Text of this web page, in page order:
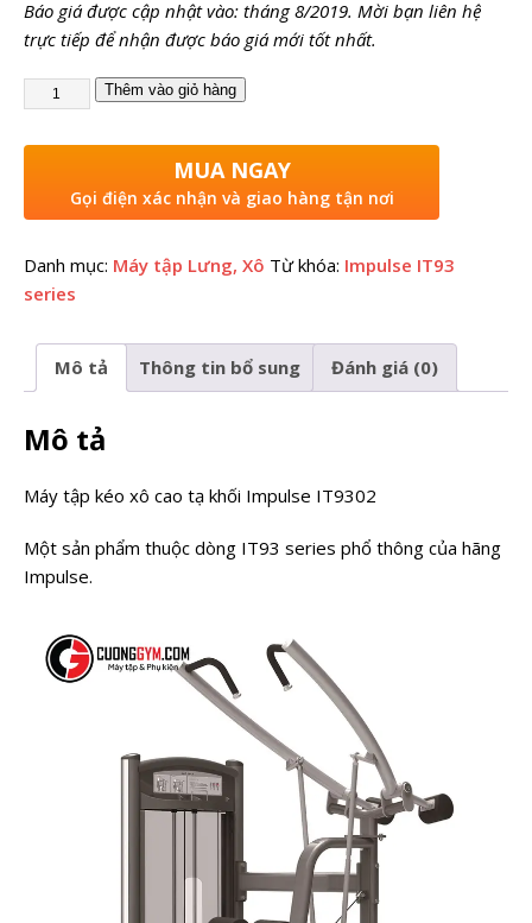
Báo giá được cập nhật vào: tháng 8/2019. Mời bạn liên hệ
trực tiếp để nhận được báo giá mới tốt nhất.
Thêm vào giỏ hàng
MUA NGAY
Gọi điện xác nhận và giao hàng tận nơi
Danh mục: Máy tập Lưng, Xô Từ khóa: Impulse IT93
series
Mô tả Thông tin bổ sung Đánh giá (0)
Mô tả
Máy tập kéo xô cao tạ khối Impulse IT9302
Một sản phẩm thuộc dòng IT93 series phổ thông của hãng
Impulse.